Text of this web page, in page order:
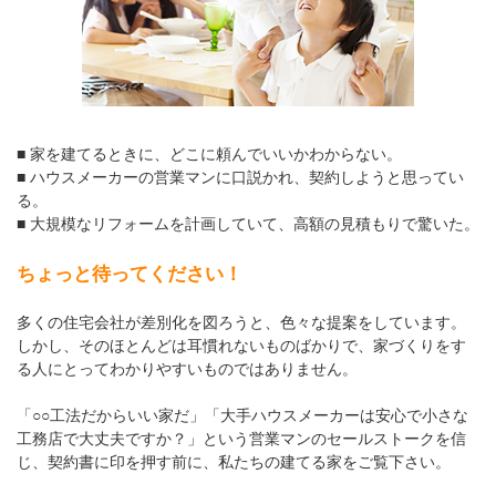
■ 家を建てるときに、どこに頼んでいいかわからない。
■ ハウスメーカーの営業マンに口説かれ、契約しようと思ってい
る。
■ 大規模なリフォームを計画していて、高額の見積もりで驚いた。
ちょっと待ってください！
多くの住宅会社が差別化を図ろうと、色々な提案をしています。
しかし、そのほとんどは耳慣れないものばかりで、家づくりをす
る人にとってわかりやすいものではありません。
「○○工法だからいい家だ」「大手ハウスメーカーは安心で小さな
工務店で大丈夫ですか？」という営業マンのセールストークを信
じ、契約書に印を押す前に、私たちの建てる家をご覧下さい。